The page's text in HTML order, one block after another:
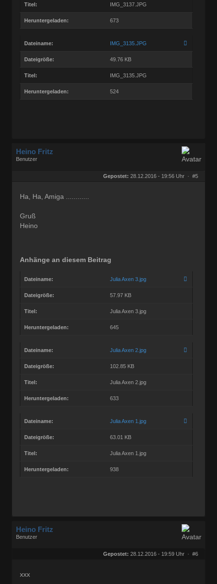
Titel: IMG_3137.JPG
Heruntergeladen: 673
Dateiname: IMG_3135.JPG
Dateigröße: 49.76 KB
Titel: IMG_3135.JPG
Heruntergeladen: 524
Heino Fritz
Benutzer
Gepostet: 28.12.2016 - 19:56 Uhr · #5
Ha, Ha, Amiga ............
Gruß
Heino
Anhänge an diesem Beitrag
Dateiname: Julia Axen 3.jpg
Dateigröße: 57.97 KB
Titel: Julia Axen 3.jpg
Heruntergeladen: 645
Dateiname: Julia Axen 2.jpg
Dateigröße: 102.85 KB
Titel: Julia Axen 2.jpg
Heruntergeladen: 633
Dateiname: Julia Axen 1.jpg
Dateigröße: 63.01 KB
Titel: Julia Axen 1.jpg
Heruntergeladen: 938
Heino Fritz
Benutzer
Gepostet: 28.12.2016 - 19:59 Uhr · #6
xxx